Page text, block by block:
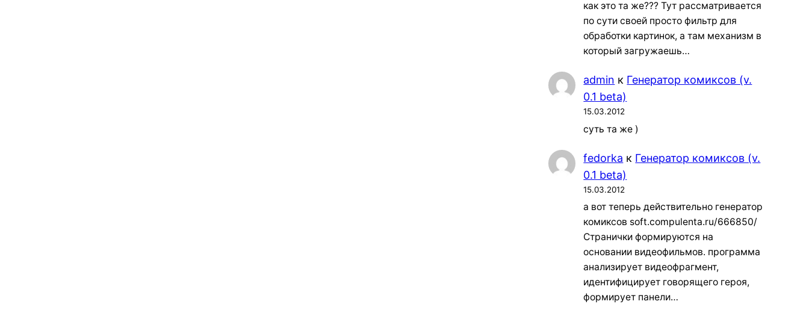
как это та же??? Тут рассматривается
по сути своей просто фильтр для
обработки картинок, а там механизм в
который загружаешь…
admin к Генератор комиксов (v.
0.1 beta)
15.03.2012
суть та же )
fedorka к Генератор комиксов (v.
0.1 beta)
15.03.2012
а вот теперь действительно генератор
комиксов soft.compulenta.ru/666850/
Странички формируются на
основании видеофильмов. программа
анализирует видеофрагмент,
идентифицирует говорящего героя,
формирует панели…